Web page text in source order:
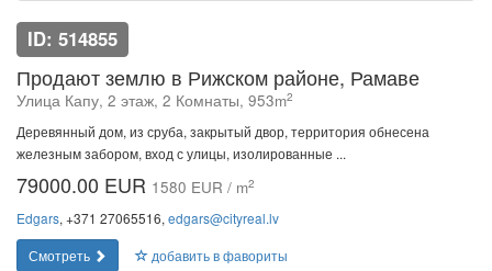
ID: 514855
Продают землю в Рижском районе, Рамаве
Улица Капу, 2 этаж, 2 Комнаты, 953m2
Деревянный дом, из сруба, закрытый двор, территория обнесена
железным забором, вход с улицы, изолированные ...
79000.00 EUR 1580 EUR / m2
Edgars, +371 27065516, edgars@cityreal.lv
Смотреть
добавить в фавориты